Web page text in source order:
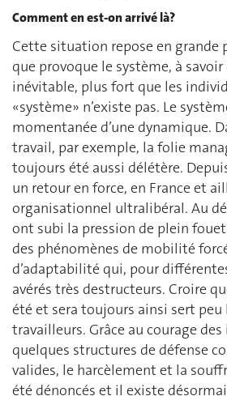
Comment en est-on arrivé là?
Cette situation repose en grande
que provoque le système, à
inévitable, plus fort que les
«système» n’existe pas. Le
momentanée d’une dynamique.
travail, par exemple, la folie
toujours été aussi délétère.
un retour en force, en France et
organisationnel ultralibéral. Au
ont subi la pression de plein
des phénomènes de mobilité
d’adaptabilité qui, pour
avérés très destructeurs. Croire
été et sera toujours ainsi sert peu
travailleurs. Grâce au courage
quelques structures de défense
valides, le harcèlement et la
été dénoncés et il existe